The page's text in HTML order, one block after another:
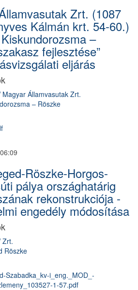
Zrt. (1087
Kálmán krt. 54-60.)
–
fejlesztése”
eljárás
Magyar Államvasutak Zrt.
– Röszke
Röszke-Horgos-
pálya országhatárig
rekonstrukciója -
engedély módosítása
Zrt.
Röszke
Szabadka_kv-i_eng._MOD_-
1-57.pdf